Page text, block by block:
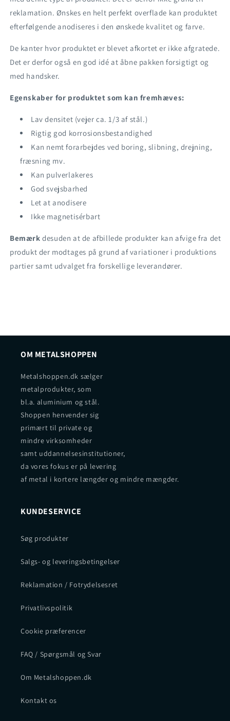
reklamation. Ønskes en helt perfekt overflade kan produktet
efterfølgende anodiseres i den ønskede kvalitet og farve.
De kanter hvor produktet er blevet afkortet er ikke afgratede.
Det er derfor også en god idé at åbne pakken forsigtigt og
med handsker.
Egenskaber for produktet som kan fremhæves:
Lav densitet (vejer ca. 1/3 af stål.)
Rigtig god korrosionsbestandighed
Kan nemt forarbejdes ved boring, slibning, drejning,
fræsning mv.
Kan pulverlakeres
God svejsbarhed
Let at anodisere
Ikke magnetisérbart
Bemærk desuden at de afbillede produkter kan afvige fra det
produkt der modtages på grund af variationer i produktions
partier samt udvalget fra forskellige leverandører.
OM METALSHOPPEN
Metalshoppen.dk sælger
metalprodukter, som
bl.a. aluminium og stål.
Shoppen henvender sig
primært til private og
mindre virksomheder
samt uddannelsesinstitutioner,
da vores fokus er på levering
af metal i kortere længder og mindre mængder.
KUNDESERVICE
Søg produkter
Salgs- og leveringsbetingelser
Reklamation / Fotrydelsesret
Privatlivspolitik
Cookie præferencer
FAQ / Spørgsmål og Svar
Om Metalshoppen.dk
Kontakt os